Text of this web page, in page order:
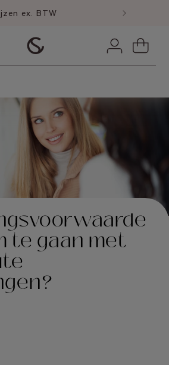
ex. BTW
InloggenWinkelwagen
te gaan met